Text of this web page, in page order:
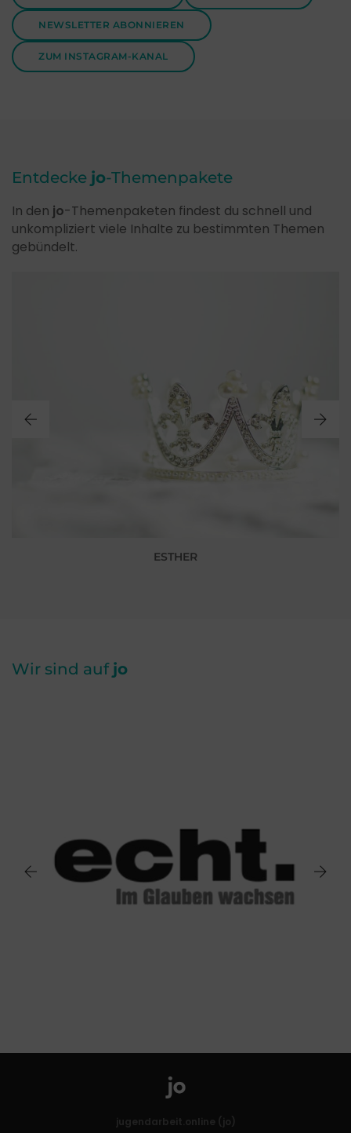
NEWSLETTER ABONNIEREN
ZUM INSTAGRAM-KANAL
Entdecke jo-Themenpakete
In den jo-Themenpaketen findest du schnell und
unkompliziert viele Inhalte zu bestimmten Themen
gebündelt.
ESTHER
Wir sind auf jo
jugendarbeit.online (jo)